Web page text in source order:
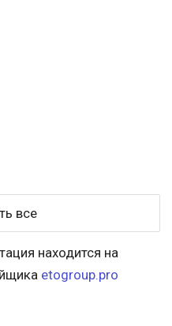
все
находится на
etogroup.pro